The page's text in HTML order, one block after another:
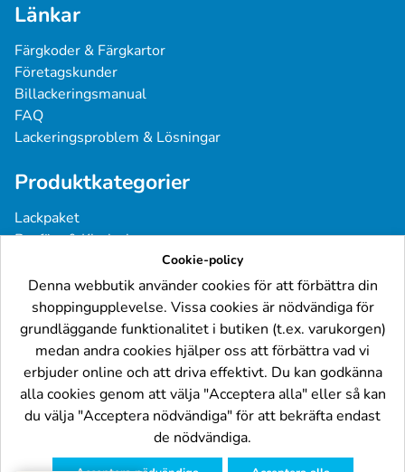
Länkar
Färgkoder & Färgkartor
Företagskunder
Billackeringsmanual
FAQ
Lackeringsproblem & Lösningar
Produktkategorier
Lackpaket
Basfärg & Klarlack
Grundfärg & Spackel
Verktyg & Tillbehör
Industri- & Yrkeslack
Följ oss
Cookie-policy
Denna webbutik använder cookies för att förbättra din
shoppingupplevelse. Vissa cookies är nödvändiga för
grundläggande funktionalitet i butiken (t.ex. varukorgen)
medan andra cookies hjälper oss att förbättra vad vi
erbjuder online och att driva effektivt. Du kan godkänna
alla cookies genom att välja "Acceptera alla" eller så kan
du välja "Acceptera nödvändiga" för att bekräfta endast
de nödvändiga.